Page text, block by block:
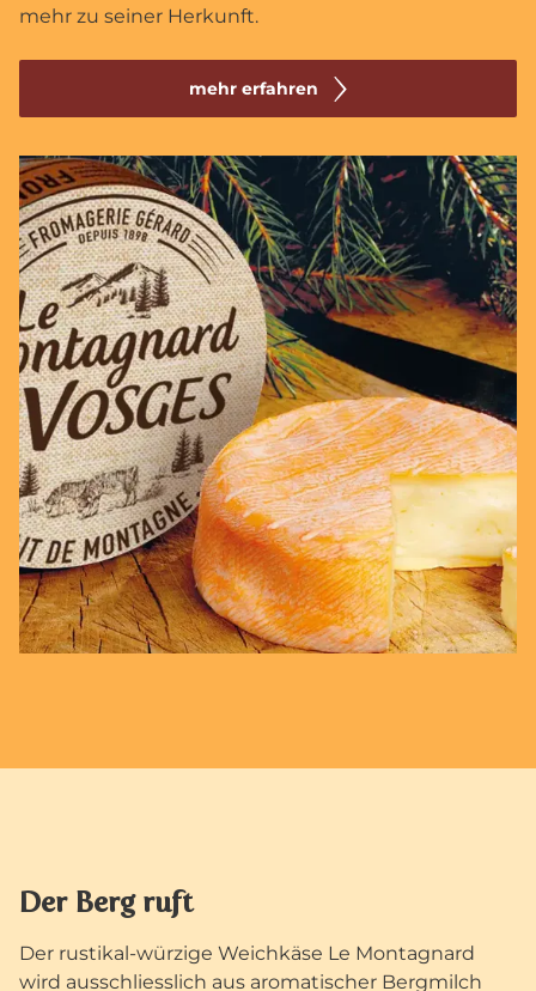
mehr zu seiner Herkunft.
mehr erfahren
Der Berg ruft
Der rustikal-würzige Weichkäse Le Montagnard
wird ausschliesslich aus aromatischer Bergmilch